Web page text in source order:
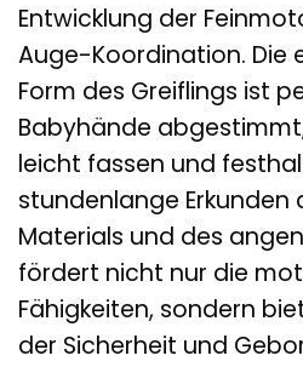
Entwicklung der
Auge-Koordination. Die
Form des Greiflings ist
Babyhände
leicht fassen und
stundenlange Erkunden
Materials und des
fördert nicht nur die
Fähigkeiten, sondern
der Sicherheit und